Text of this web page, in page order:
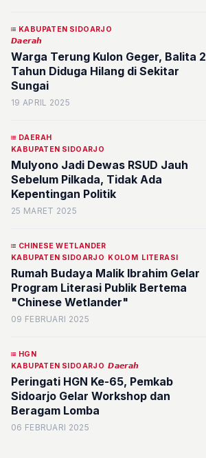
KABUPATEN SIDOARJO
𝘿𝙖𝙚𝙧𝙖𝙝
Warga Terung Kulon Geger, Balita 2
Tahun Diduga Hilang di Sekitar
Sungai
19 APRIL 2025
DAERAH
KABUPATEN SIDOARJO
Mulyono Jadi Dewas RSUD Jauh
Sebelum Pilkada, Tidak Ada
Kepentingan Politik
25 MARET 2025
CHINESE WETLANDER
KABUPATEN SIDOARJO KOLOM LITERASI
Rumah Budaya Malik Ibrahim Gelar
Program Literasi Publik Bertema
"Chinese Wetlander"
09 FEBRUARI 2025
HGN
KABUPATEN SIDOARJO 𝘿𝙖𝙚𝙧𝙖𝙝
Peringati HGN Ke-65, Pemkab
Sidoarjo Gelar Workshop dan
Beragam Lomba
06 FEBRUARI 2025